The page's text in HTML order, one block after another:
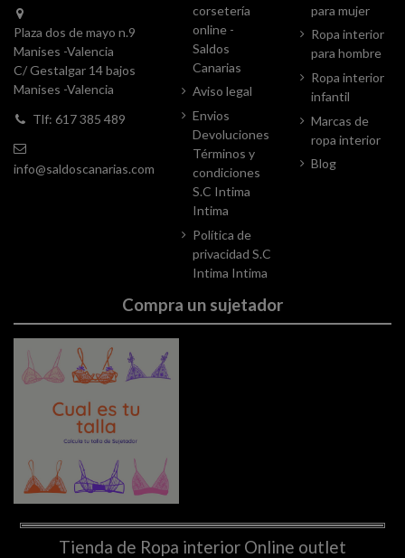
Plaza dos de mayo n.9
Manises -Valencia
C/ Gestalgar 14 bajos
Manises -Valencia
Tlf: 617 385 489
info@saldoscanarias.com
corsetería
online -
Saldos
Canarias
Aviso legal
Envios
Devoluciones
Términos y
condiciones
S.C Intima
Intima
Política de
privacidad S.C
Intima Intima
para mujer
Ropa interior
para hombre
Ropa interior
infantil
Marcas de
ropa interior
Blog
Compra un sujetador
Tienda de Ropa interior Online outlet